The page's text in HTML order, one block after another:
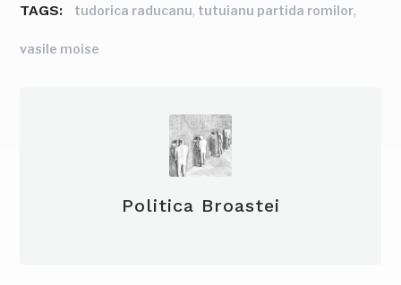
TAGS: tudorica raducanu, tutuianu partida romilor,
vasile moise
Politica Broastei